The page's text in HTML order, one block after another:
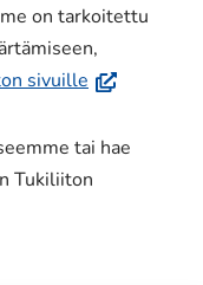
on tarkoitettu
sivuille (avautuu
ikkunaan,
siirryt
tai hae
Tukiliiton